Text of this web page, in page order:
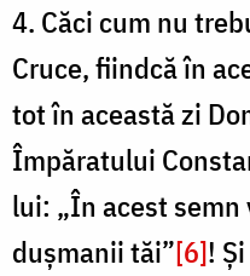
4. Căci cum nu
Cruce, fiindcă în
tot în această zi
Împăratului
lui: „În acest semn
dușmanii tăi”[6]!